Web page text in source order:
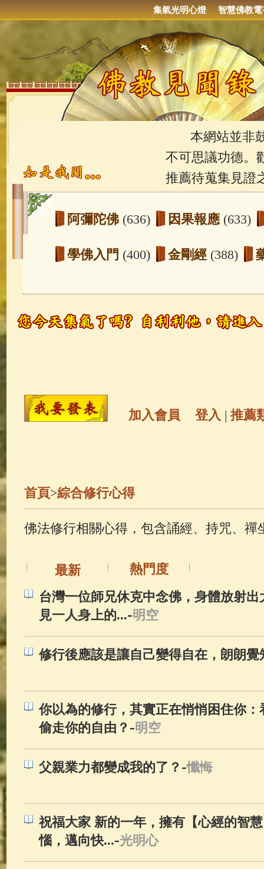
集氣光明心燈 智慧佛教電
本網站並非鼓
不可思議功德。
推薦待蒐集見證
阿彌陀佛 (636) 因果報應 (633)
學佛入門 (400) 金剛經 (388)
玉曆寶鈔(236) 地藏經(225)
觀世音菩薩 (147) 聖救度佛母(
金山活佛
善財童子五十三參
佛典故事(37) 佛說療痔(腫瘤)
加入會員 登入 | 推薦
首頁>綜合修行心得
佛法修行相關心得，包含誦經、持咒、禪
最新
熱門度
台灣一位師兄休克中念佛，身體放射
見一人身上的...-明空
修行後應該是讓自己變得自在，朗朗覺
你以為的修行，其實正在悄悄困住你
偷走你的自由？ -明空
父親業力都變成我的了？ -懺悔
祝福大家 新的一年，擁有【心經的智
惱，邁向快...-光明心